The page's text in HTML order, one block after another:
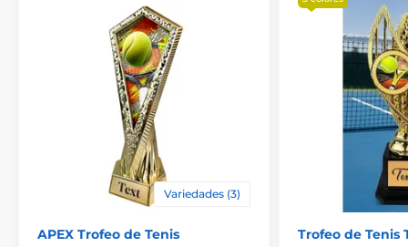
Variedades (3)
APEX Trofeo de Tenis Trofeo de Tenis